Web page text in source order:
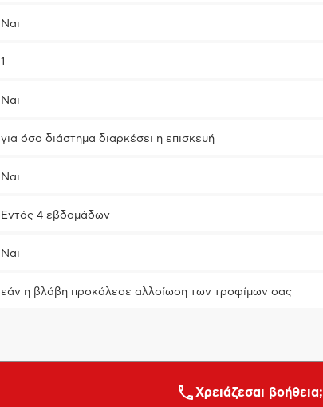
Ναι
1
Ναι
για όσο διάστημα διαρκέσει η επισκευή
Ναι
Εντός 4 εβδομάδων
Ναι
εάν η βλάβη προκάλεσε αλλοίωση των τροφίμων σας
Xρειάζεσαι βοήθεια;